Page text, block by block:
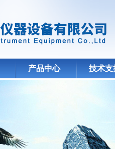
产品中心 技术支